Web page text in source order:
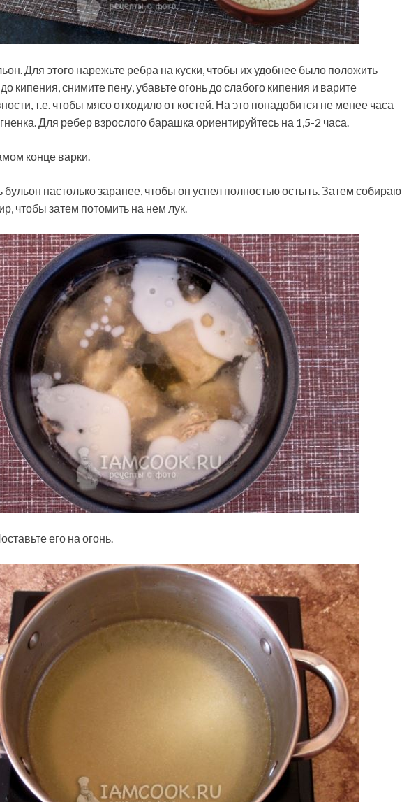
Для этого нарежьте ребра на куски, чтобы их удобнее было положить
кипения, снимите пену, убавьте огонь до слабого кипения и варите
т.е. чтобы мясо отходило от костей. На это понадобится не менее часа
Для ребер взрослого барашка ориентируйтесь на 1,5-2 часа.
конце варки.
настолько заранее, чтобы он успел полностью остыть. Затем собираю
чтобы затем потомить на нем лук.
его на огонь.